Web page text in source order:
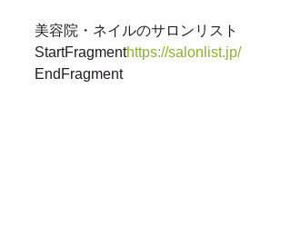
美容院・ネイルのサロンリスト
StartFragmenthttps://salonlist.jp/
EndFragment